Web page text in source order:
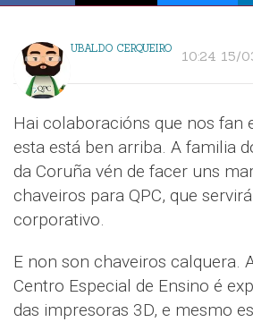
UBALDO CERQUEIRO 10:24 15/
Hai colaboracións que nos fan
esta está ben arriba. A familia
da Coruña vén de facer uns
chaveiros para QPC, que
corporativo.
E non son chaveiros calquera.
Centro Especial de Ensino é
das impresoras 3D, e mesmo